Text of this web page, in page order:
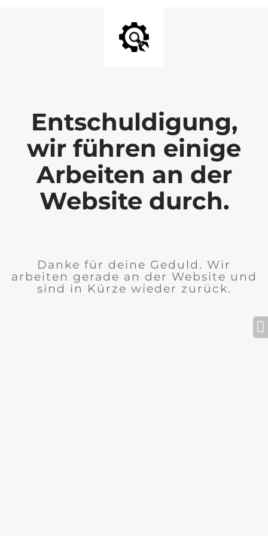
Entschuldigung,
wir führen einige
Arbeiten an der
Website durch.
Danke für deine Geduld. Wir
arbeiten gerade an der Website und
sind in Kürze wieder zurück.